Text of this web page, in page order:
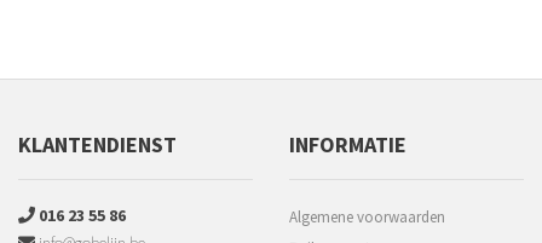
KLANTENDIENST
016 23 55 86
INFORMATIE
Algemene voorwaarden